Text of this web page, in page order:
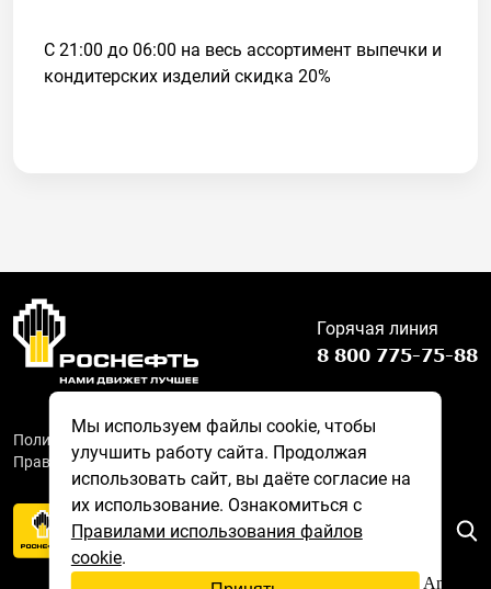
С 21:00 до 06:00 на весь ассортимент выпечки и
кондитерских изделий скидка 20%
Горячая линия
8 800 775-75-88
Политика обработки персональных данных
Правила использования файлов cookie
ПРИЛОЖЕНИЕ
Мы используем файлы cookie, чтобы
улучшить работу сайта. Продолжая
использовать сайт, вы даёте согласие на
их использование. Ознакомиться с
Правилами использования файлов
cookie.